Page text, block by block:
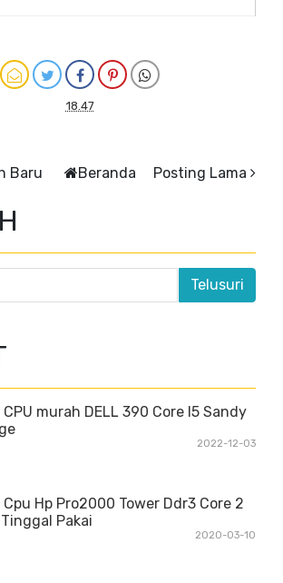
18.47
Baru Posting Lama
Beranda
murah DELL 390 Core I5 Sandy
2022-12-03
Hp Pro2000 Tower Ddr3 Core 2
Pakai
2020-03-10